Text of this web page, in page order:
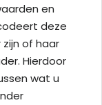
en
deze
of haar
Hierdoor
wat u